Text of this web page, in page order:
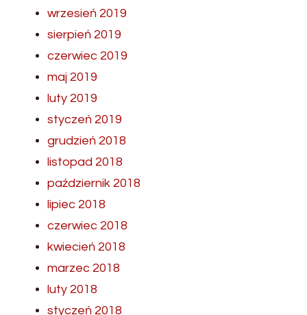
wrzesień 2019
sierpień 2019
czerwiec 2019
maj 2019
luty 2019
styczeń 2019
grudzień 2018
listopad 2018
październik 2018
lipiec 2018
czerwiec 2018
kwiecień 2018
marzec 2018
luty 2018
styczeń 2018